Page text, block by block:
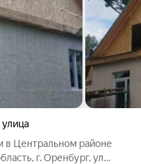
в Центральном районе
г. Оренбург, ул